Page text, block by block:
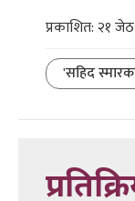
प्रकाशित: २१
'सहिद